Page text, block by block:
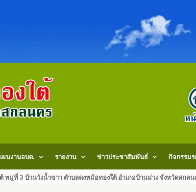
ผนงานอบต. รายงาน ข่าวประชาสัมพันธ์ กิจกรรมข
หมู่ที่ 3 บ้านวังน้ำขาว ตำบลดงหม้อทองใต้ อำเภอบ้านม่วง จังหวัดส